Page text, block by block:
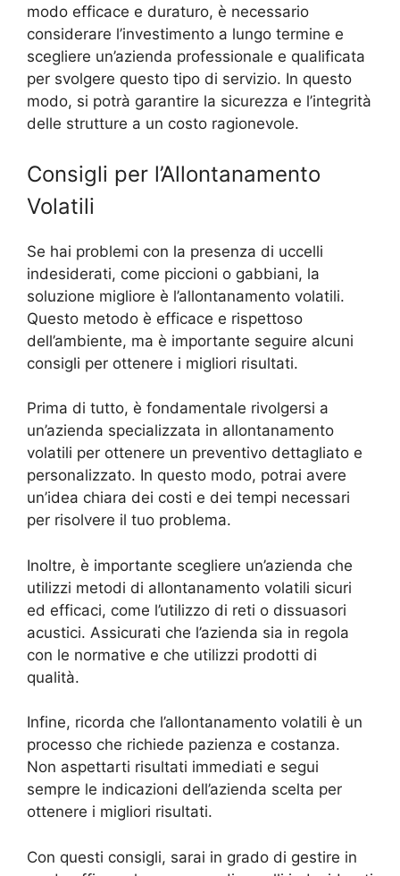
modo efficace e duraturo, è necessario
considerare l’investimento a lungo termine e
scegliere un’azienda professionale e qualificata
per svolgere questo tipo di servizio. In questo
modo, si potrà garantire la sicurezza e l’integrità
delle strutture a un costo ragionevole.
Consigli per l’Allontanamento
Volatili
Se hai problemi con la presenza di uccelli
indesiderati, come piccioni o gabbiani, la
soluzione migliore è l’allontanamento volatili.
Questo metodo è efficace e rispettoso
dell’ambiente, ma è importante seguire alcuni
consigli per ottenere i migliori risultati.
Prima di tutto, è fondamentale rivolgersi a
un’azienda specializzata in allontanamento
volatili per ottenere un preventivo dettagliato e
personalizzato. In questo modo, potrai avere
un’idea chiara dei costi e dei tempi necessari
per risolvere il tuo problema.
Inoltre, è importante scegliere un’azienda che
utilizzi metodi di allontanamento volatili sicuri
ed efficaci, come l’utilizzo di reti o dissuasori
acustici. Assicurati che l’azienda sia in regola
con le normative e che utilizzi prodotti di
qualità.
Infine, ricorda che l’allontanamento volatili è un
processo che richiede pazienza e costanza.
Non aspettarti risultati immediati e segui
sempre le indicazioni dell’azienda scelta per
ottenere i migliori risultati.
Con questi consigli, sarai in grado di gestire in